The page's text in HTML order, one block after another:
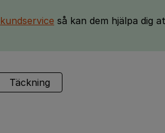
kundservice så kan dem hjälpa dig
Täckning